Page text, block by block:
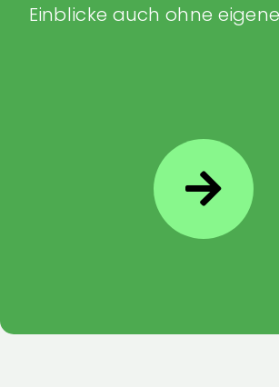
Einblicke auch ohne